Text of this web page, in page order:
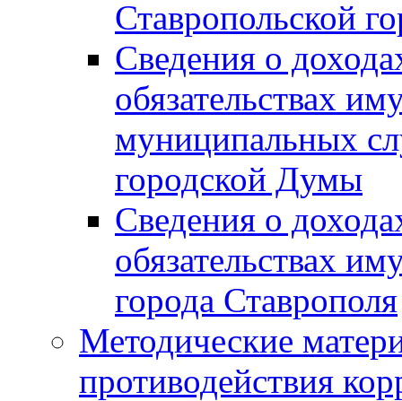
Ставропольской
Сведения о
обязательствах
муниципальных
городской Думы
Сведения о
обязательствах
города Ставрополя
Методические
противодействия